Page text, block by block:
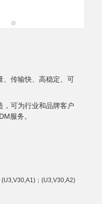
、传输快、高稳定、可
，可为行业和品牌客户
服务。
；(U3,V30,A2)